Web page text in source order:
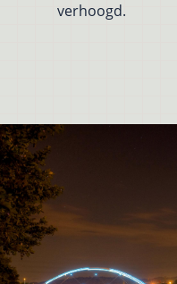
verhoogd.